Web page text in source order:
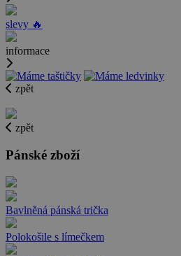
slevy 🔥
informace
zpět
zpět
Pánské zboží
Bavlněná pánská trička
Polokošile s límečkem